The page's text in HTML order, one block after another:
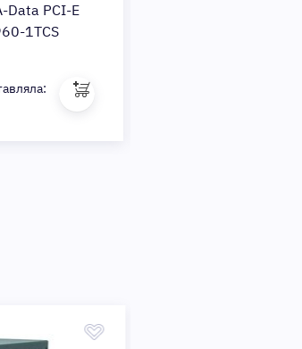
Data PCI-E
1TCS